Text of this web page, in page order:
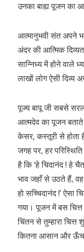
उनका बाह्य पूजन का
आत्मानुभवी संत अपने
अंदर की आत्मिक
सान्निध्य में होने वाले
लाखों लोग ऐसी दिव्य
पूज्य बापू जी सबसे
आत्मदेव का पूजन
केसर, कस्तूरी से होता
जगह पर, हर
है कि ‘हे चिदानंद ! हे
भाव जहाँ से उठते हैं,
हो सच्चिदानंद !’ ऐसा
गया। पूजन में बस
चिंतन से तुम्हारा चित्त
कितना आसान और